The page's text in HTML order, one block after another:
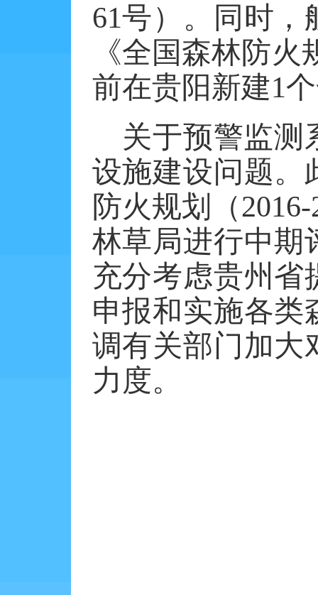
61号）。同时，
《全国森林防火
前在贵阳新建1
关于预警监测
设施建设问题。
防火规划（
林草局进行中期
充分考虑贵州省
申报和实施各类
调有关部门加大
力度。